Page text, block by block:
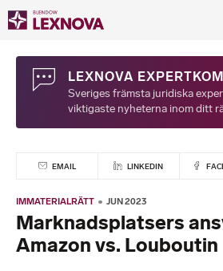
LEXNOVA
Sveriges främsta juridiska
viktigaste nyheterna inom ditt
EMAIL LINKEDIN
IMMATERIALRÄTT JUN 2023
Marknadsplatsers
Amazon vs. Louboutin